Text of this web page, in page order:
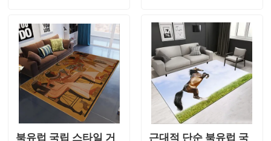
바닥 카페트 러그
침실 바닥 카펫
거실 바닥 카페트
북유럽 국립 스타일 거 근대적 단순 북유럽 국